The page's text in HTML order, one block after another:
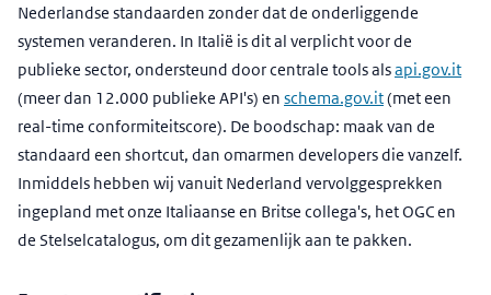
Nederlandse standaarden zonder dat de onderliggende
systemen veranderen. In Italië is dit al verplicht voor de
publieke sector, ondersteund door centrale tools alsapi.gov.it
(meer dan 12.000 publieke API's) en schema.gov.it(met een
real-time conformiteitscore). De boodschap: maak van de
standaard een shortcut, dan omarmen developers die vanzelf.
Inmiddels hebben wij vanuit Nederland vervolggesprekken
ingepland met onze Italiaanse en Britse collega's, het OGC en
de Stelselcatalogus, om dit gezamenlijk aan te pakken.